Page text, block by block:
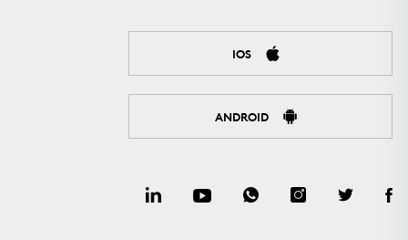
IOS
ANDROID